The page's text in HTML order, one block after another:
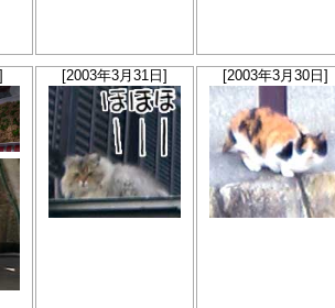
[2003年3月31日] [2003年3月30日]